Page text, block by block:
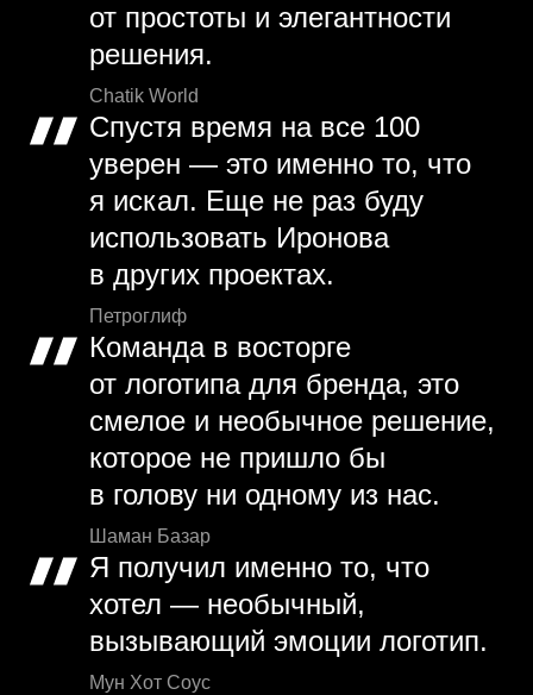
от простоты и элегантности
решения.
Chatik World
Спустя время на все 100
уверен — это именно то, что
я искал. Еще не раз буду
использовать Иронова
в других проектах.
Петроглиф
Команда в восторге
от логотипа для бренда, это
смелое и необычное решение,
которое не пришло бы
в голову ни одному из нас.
Шаман Базар
Я получил именно то, что
хотел — необычный,
вызывающий эмоции логотип.
Мун Хот Соус